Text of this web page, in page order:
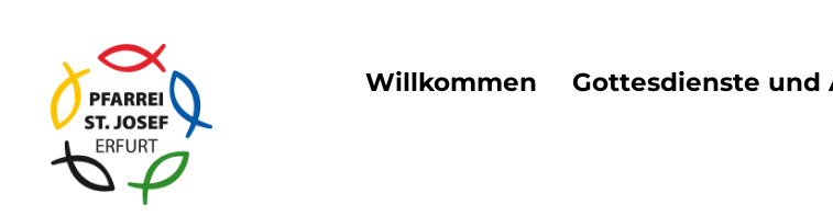
Willkommen Gottesdienste